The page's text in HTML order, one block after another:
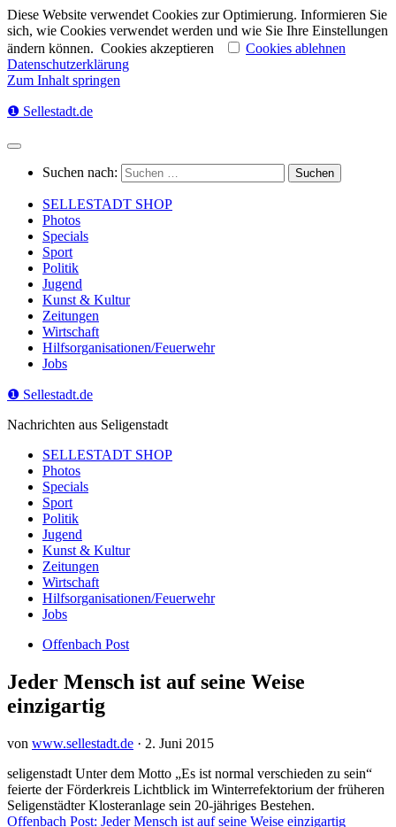
Diese Website verwendet Cookies zur Optimierung. Informieren Sie
sich, wie Cookies verwendet werden und wie Sie Ihre Einstellungen
ändern können. Cookies akzeptieren
Cookies ablehnen
Datenschutzerklärung
Zum Inhalt springen
❶ Sellestadt.de
Suchen nach:
SELLESTADT SHOP
Photos
Specials
Sport
Politik
Jugend
Kunst & Kultur
Zeitungen
Wirtschaft
Hilfsorganisationen/Feuerwehr
Jobs
❶ Sellestadt.de
Nachrichten aus Seligenstadt
SELLESTADT SHOP
Photos
Specials
Sport
Politik
Jugend
Kunst & Kultur
Zeitungen
Wirtschaft
Hilfsorganisationen/Feuerwehr
Jobs
Offenbach Post
Jeder Mensch ist auf seine Weise
einzigartig
von www.sellestadt.de · 2. Juni 2015
seligenstadt Unter dem Motto „Es ist normal verschieden zu sein“
feierte der Förderkreis Lichtblick im Winterrefektorium der früheren
Seligenstädter Klosteranlage sein 20-jähriges Bestehen.
Offenbach Post: Jeder Mensch ist auf seine Weise einzigartig